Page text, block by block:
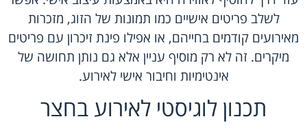
לשלב פריטים אישיים כמו תמונות של הזוג, מזכרות
מאירועים קודמים בחייהם, או אפילו פינת זיכרון עם פריטים
מיקרים. זה לא רק מוסיף עניין אלא גם נותן תחושה של
אינטימיות וחיבור אישי לאירוע.
תכנון לוגיסטי לאירוע בחצר